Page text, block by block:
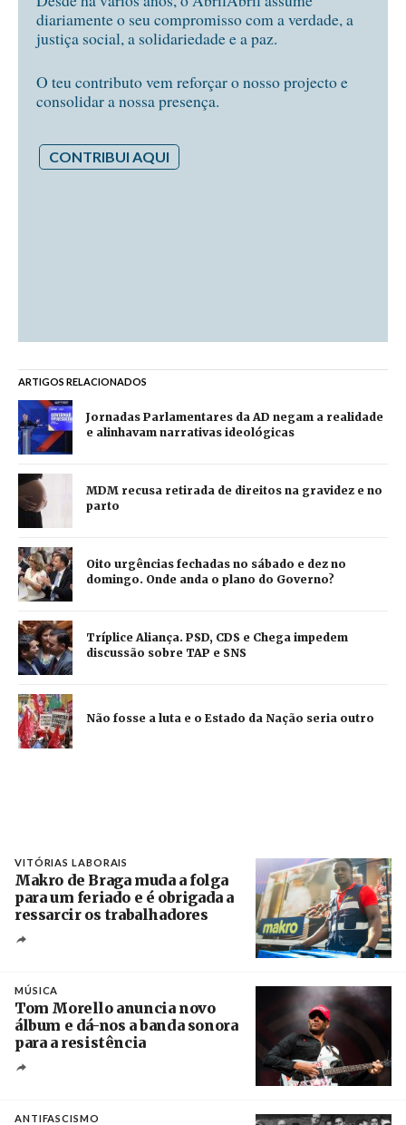
diariamente o seu compromisso com a verdade, a
justiça social, a solidariedade e a paz.
O teu contributo vem reforçar o nosso projecto e
consolidar a nossa presença.
CONTRIBUI AQUI
ARTIGOS RELACIONADOS
Jornadas Parlamentares da AD negam a realidade
e alinhavam narrativas ideológicas
MDM recusa retirada de direitos na gravidez e no
parto
Oito urgências fechadas no sábado e dez no
domingo. Onde anda o plano do Governo?
Tríplice Aliança. PSD, CDS e Chega impedem
discussão sobre TAP e SNS
Não fosse a luta e o Estado da Nação seria outro
VITÓRIAS LABORAIS
Makro de Braga muda a folga
para um feriado e é obrigada a
ressarcir os trabalhadores
MÚSICA
Tom Morello anuncia novo
álbum e dá-nos a banda sonora
para a resistência
ANTIFASCISMO